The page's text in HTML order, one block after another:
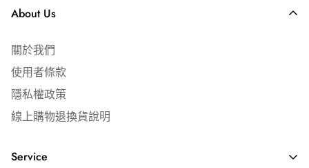
About Us
關於我們
使用者條款
隱私權政策
線上購物退換貨說明
Service